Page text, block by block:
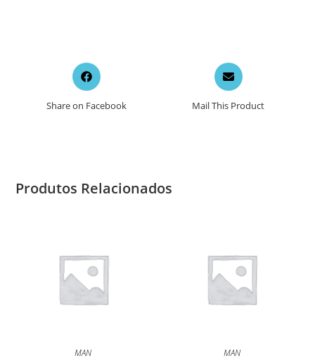
Opens
in
new
Share on Facebook
Opens
in
a
new
Mail This Product
Produtos Relacionados
MAN MAN